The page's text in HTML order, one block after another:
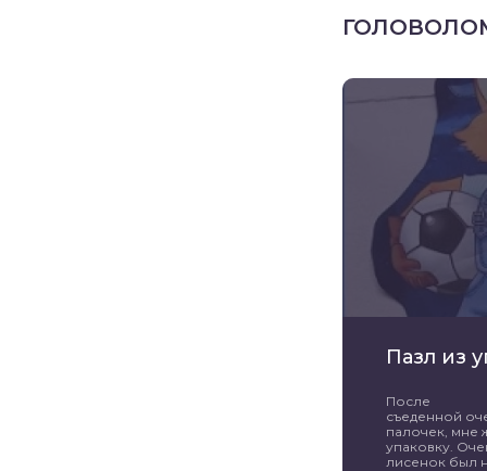
Пазл из
После
съеденной
палочек, мне
упаковку.
лисенок был